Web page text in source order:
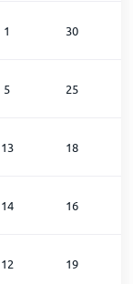
1 30
5 25
13 18
14 16
12 19